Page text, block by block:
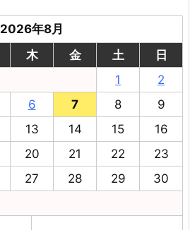
2026年8月
木 金 土
日
1
2
6 7 8
9
13 14 15
16
20 21 22
23
27 28 29
30